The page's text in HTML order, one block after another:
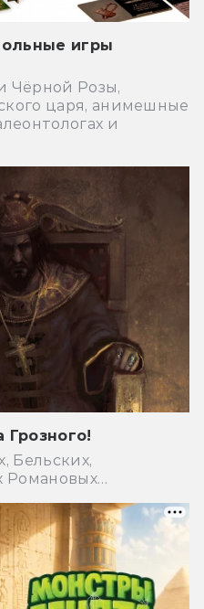
игры
Чёрной Розы,
царя, анимешные
и
Грозного!
Бельских,
Романовых…